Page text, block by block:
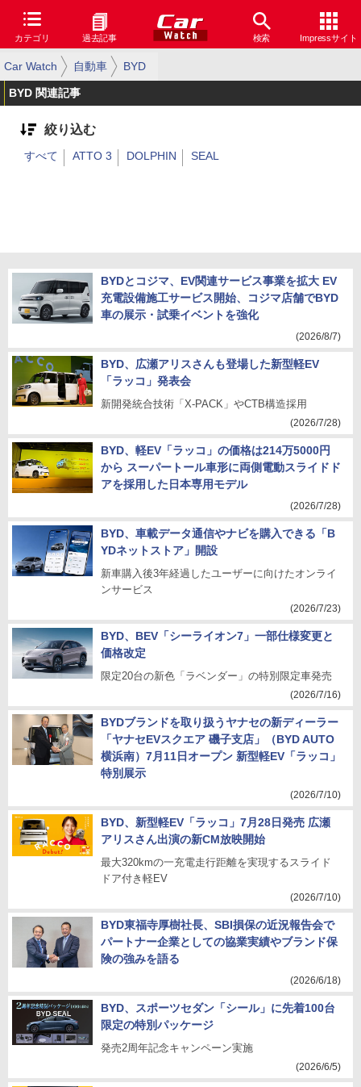
カテゴリ 過去記事 検索 Impressサイト
Car Watch 自動車 BYD
BYD 関連記事
絞り込む
すべて ATTO 3 DOLPHIN SEAL
BYDとコジマ、EV関連サービス事業を拡大 EV
充電設備施工サービス開始、コジマ店舗でBYD
車の展示・試乗イベントを強化
(2026/8/7)
BYD、広瀬アリスさんも登場した新型軽EV
「ラッコ」発表会
新開発統合技術「X-PACK」やCTB構造採用
(2026/7/28)
BYD、軽EV「ラッコ」の価格は214万5000円
から スーパートール車形に両側電動スライドド
アを採用した日本専用モデル
(2026/7/28)
BYD、車載データ通信やナビを購入できる「B
YDネットストア」開設
新車購入後3年経過したユーザーに向けたオンライ
ンサービス
(2026/7/23)
BYD、BEV「シーライオン7」一部仕様変更と
価格改定
限定20台の新色「ラベンダー」の特別限定車発売
(2026/7/16)
BYDブランドを取り扱うヤナセの新ディーラー
「ヤナセEVスクエア 磯子支店」（BYD AUTO
横浜南）7月11日オープン 新型軽EV「ラッコ」
特別展示
(2026/7/10)
BYD、新型軽EV「ラッコ」7月28日発売 広瀬
アリスさん出演の新CM放映開始
最大320kmの一充電走行距離を実現するスライド
ドア付き軽EV
(2026/7/10)
BYD東福寺厚樹社長、SBI損保の近況報告会で
パートナー企業としての協業実績やブランド保
険の強みを語る
(2026/6/18)
BYD、スポーツセダン「シール」に先着100台
限定の特別パッケージ
発売2周年記念キャンペーン実施
(2026/6/5)